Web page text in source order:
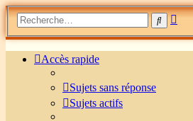
Accès rapide
Sujets sans réponse
Sujets actifs